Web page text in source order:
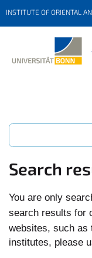
INSTITUTE OF ORIENTAL
Search
You are only
search results for
websites, such as
institutes, please